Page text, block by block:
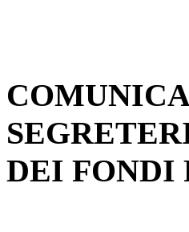
DEI FONDI